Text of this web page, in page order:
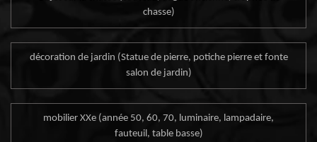
chasse)
décoration de jardin (Statue de pierre, potiche pierre et fonte
salon de jardin)
mobilier XXe (année 50, 60, 70, luminaire, lampadaire,
fauteuil, table basse)